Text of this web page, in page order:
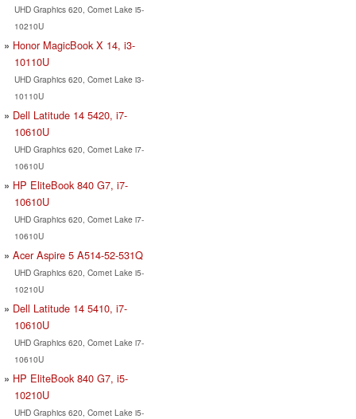
UHD Graphics 620, Comet Lake i5-
10210U
Honor MagicBook X 14, i3-
10110U
UHD Graphics 620, Comet Lake i3-
10110U
Dell Latitude 14 5420, i7-
10610U
UHD Graphics 620, Comet Lake i7-
10610U
HP EliteBook 840 G7, i7-
10610U
UHD Graphics 620, Comet Lake i7-
10610U
Acer Aspire 5 A514-52-531Q
UHD Graphics 620, Comet Lake i5-
10210U
Dell Latitude 14 5410, i7-
10610U
UHD Graphics 620, Comet Lake i7-
10610U
HP EliteBook 840 G7, i5-
10210U
UHD Graphics 620, Comet Lake i5-